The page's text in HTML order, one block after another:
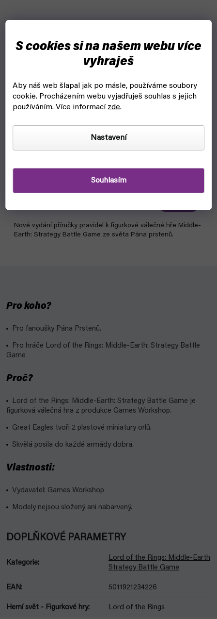
S cookies si na našem webu více
vyhraješ
Aby náš web šlapal jak po másle, používáme soubory
cookie. Procházením webu vyjadřuješ souhlas s jejich
používáním. Více informacízde.
Nastavení
Souhlasím
skladem, ihned k odeslání
Nové vydání příručky pravidel k figurkové válečné hře Middle-
Earth: Strategy Battle Game ze světa Pána prstenů.
Pro koho?
Pro fanoušky Pána Prstenů.
Pro hráče Lord of the Rings: Middle-Earth: Strategy Battle
Game
Proč?
Lord of the Rings: Middle-Earth: Strategy Battle Game je
figurková válečná hra z produkce Games Workshop.
Great Eagles tvoři 2 plastové miniatury orlů.
Skvělá posila do každé armády dobra.
Vlastnosti:
Vydavatel: Games Workshop
Modely nejsou složený ani nabarvený.
DOPLŇKOVÉ PARAMETRY
Kategorie:
Lord of the Rings: Middle-Earth
Strategy Battle Game
EAN: 5011921234226
Herní svět - Figurkové hry: Lord of the Rings